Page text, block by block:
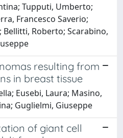
Tupputi, Umberto;
Francesco Saverio;
Roberto; Scarabino,
resulting from
in breast tissue
Eusebi, Laura; Masino,
Guglielmi, Giuseppe
of giant cell